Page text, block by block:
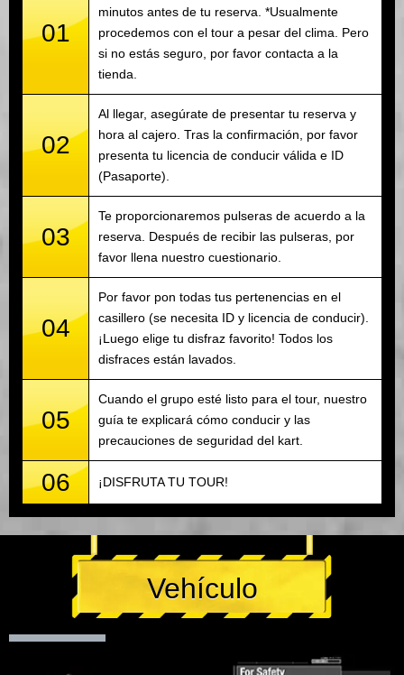
01
minutos antes de tu reserva. *Usualmente
procedemos con el tour a pesar del clima. Pero
si no estás seguro, por favor contacta a la
tienda.
02
Al llegar, asegúrate de presentar tu reserva y
hora al cajero. Tras la confirmación, por favor
presenta tu licencia de conducir válida e ID
(Pasaporte).
03
Te proporcionaremos pulseras de acuerdo a la
reserva. Después de recibir las pulseras, por
favor llena nuestro cuestionario.
04
Por favor pon todas tus pertenencias en el
casillero (se necesita ID y licencia de conducir).
¡Luego elige tu disfraz favorito! Todos los
disfraces están lavados.
05
Cuando el grupo esté listo para el tour, nuestro
guía te explicará cómo conducir y las
precauciones de seguridad del kart.
06 ¡DISFRUTA TU TOUR!
Vehículo